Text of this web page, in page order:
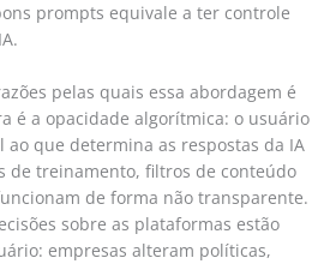
prompts equivale a ter controle
pelas quais essa abordagem é
é a opacidade algorítmica: o usuário
ao que determina as respostas da IA
treinamento, filtros de conteúdo
de forma não transparente.
sobre as plataformas estão
empresas alteram políticas,